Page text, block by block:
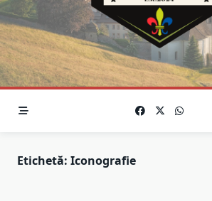
Etichetă: Iconografie